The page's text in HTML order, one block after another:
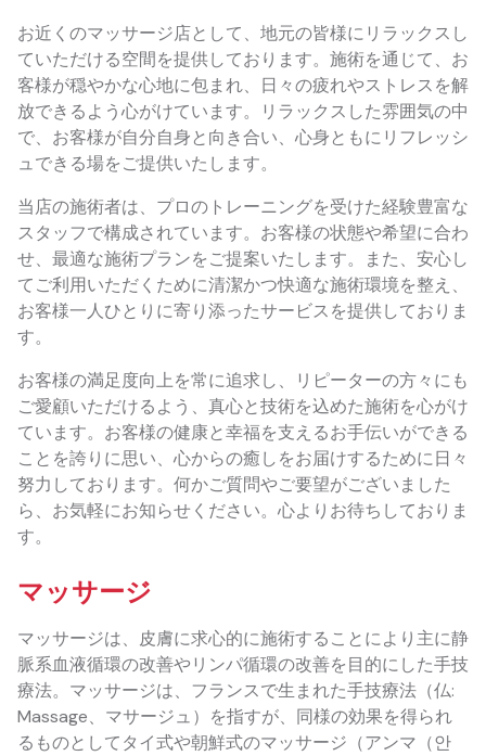
お近くのマッサージ店として、地元の皆様にリラックスし
ていただける空間を提供しております。施術を通じて、お
客様が穏やかな心地に包まれ、日々の疲れやストレスを解
放できるよう心がけています。リラックスした雰囲気の中
で、お客様が自分自身と向き合い、心身ともにリフレッシ
ュできる場をご提供いたします。
当店の施術者は、プロのトレーニングを受けた経験豊富な
スタッフで構成されています。お客様の状態や希望に合わ
せ、最適な施術プランをご提案いたします。また、安心し
てご利用いただくために清潔かつ快適な施術環境を整え、
お客様一人ひとりに寄り添ったサービスを提供しておりま
す。
お客様の満足度向上を常に追求し、リピーターの方々にも
ご愛顧いただけるよう、真心と技術を込めた施術を心がけ
ています。お客様の健康と幸福を支えるお手伝いができる
ことを誇りに思い、心からの癒しをお届けするために日々
努力しております。何かご質問やご要望がございました
ら、お気軽にお知らせください。心よりお待ちしておりま
す。
マッサージ
マッサージは、皮膚に求心的に施術することにより主に静
脈系血液循環の改善やリンパ循環の改善を目的にした手技
療法。マッサージは、フランスで生まれた手技療法（仏:
Massage、マサージュ）を指すが、同様の効果を得られ
るものとしてタイ式や朝鮮式のマッサージ（アンマ（안